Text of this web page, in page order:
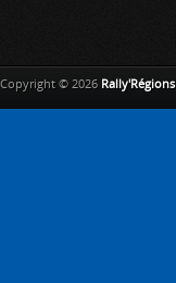
Copyright © 2026 Rally'Régions